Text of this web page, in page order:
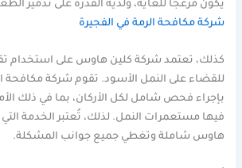
يكون مزعجًا للغاية، ولديه القدرة على تدمير
شركة مكافحة الرمة في الفجيرة
كذلك، تعتمد شركة كلين هاوس على استخدام
للقضاء على النمل الأسود. تقوم شركة مكافحة
بإجراء فحص شامل لكل الأركان، بما في ذلك
فيها مستعمرات النمل. لذلك، تُعتبر الخدمة
هاوس شاملة وتغطي جميع جوانب المشكلة.